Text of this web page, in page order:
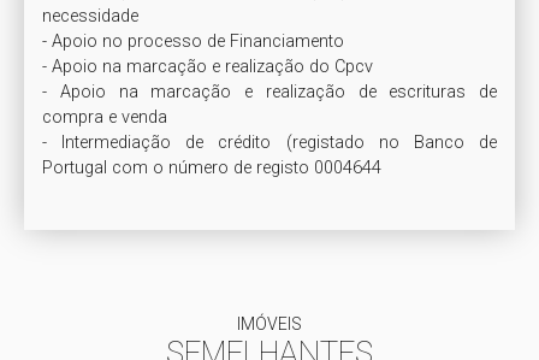
necessidade
- Apoio no processo de Financiamento
- Apoio na marcação e realização do Cpcv
- Apoio na marcação e realização de escrituras de
compra e venda
- Intermediação de crédito (registado no Banco de
Portugal com o número de registo 0004644
IMÓVEIS
SEMELHANTES